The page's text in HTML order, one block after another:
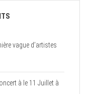
vague d’artistes
à le 11 Juillet à